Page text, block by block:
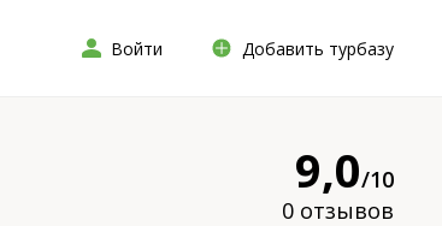
Войти Добавить турбазу
9,0/10
0 отзывов